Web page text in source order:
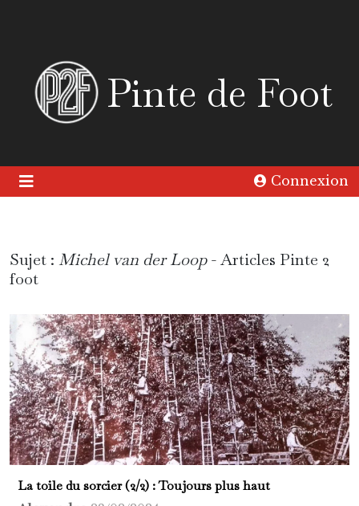
Pinte de Foot
Connexion
Sujet : Michel van der Loop- Articles Pinte 2
foot
La toile du sorcier (2/2) : Toujours plus haut